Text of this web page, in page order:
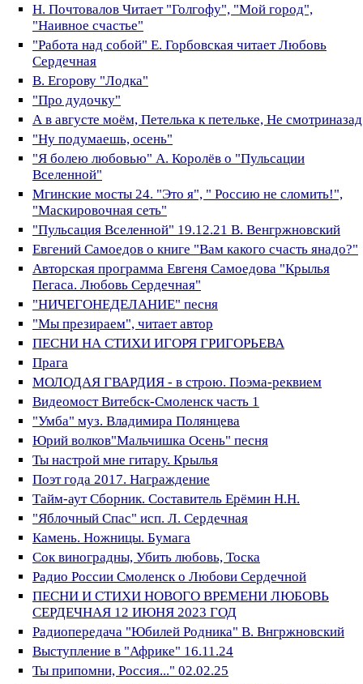
Н. Почтовалов Читает "Голгофу", "Мой город",
"Наивное счастье"
"Работа над собой" Е. Горбовская читает Любовь
Сердечная
В. Егорову "Лодка"
"Про дудочку"
А в августе моём, Петелька к петельке, Не смотриназад
"Ну подумаешь, осень"
"Я болею любовью" А. Королёв о "Пульсации
Вселенной"
Мгинские мосты 24. "Это я", " Россию не сломить!",
"Маскировочная сеть"
"Пульсация Вселенной" 19.12.21 В. Венгржновский
Евгений Самоедов о книге "Вам какого счасть янадо?"
Авторская программа Евгеня Самоедова "Крылья
Пегаса. Любовь Сердечная"
"НИЧЕГОНЕДЕЛАНИЕ" песня
"Мы презираем", читает автор
ПЕСНИ НА СТИХИ ИГОРЯ ГРИГОРЬЕВА
Прага
МОЛОДАЯ ГВАРДИЯ - в строю. Поэма-реквием
Видеомост Витебск-Смоленск часть 1
"Умба" муз. Владимира Полянцева
Юрий волков"Мальчишка Осень" песня
Ты настрой мне гитару. Крылья
Поэт года 2017. Награждение
Тайм-аут Сборник. Составитель Ерёмин Н.Н.
"Яблочный Спас" исп. Л. Сердечная
Камень. Ножницы. Бумага
Сок виноградны, Убить любовь, Тоска
Радио России Смоленск о Любови Сердечной
ПЕСНИ И СТИХИ НОВОГО ВРЕМЕНИ ЛЮБОВЬ
СЕРДЕЧНАЯ 12 ИЮНЯ 2023 ГОД
Радиопередача "Юбилей Родника" В. Внгржновский
Выступление в "Африке" 16.11.24
Ты припомни, Россия..." 02.02.25